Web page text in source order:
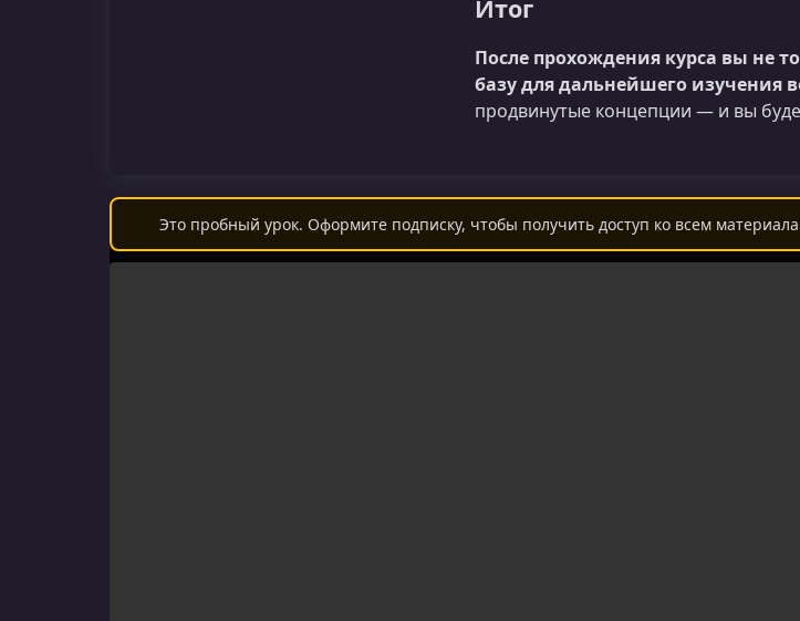
Итог
После прохождения курса вы не
базу для дальнейшего изучения
продвинутые концепции — и вы
Это пробный урок. Оформите подписку, чтобы получить доступ ко всем